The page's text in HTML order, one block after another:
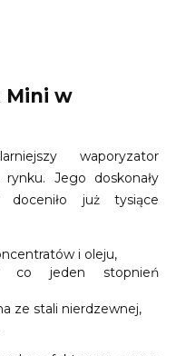
Mini w
waporyzator
Jego doskonały
już tysiące
i oleju,
co jeden stopnień
ze stali nierdzewnej,